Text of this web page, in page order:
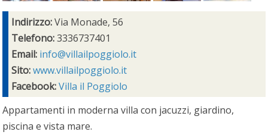
Indirizzo:Via Monade, 56
Telefono:3336737401
Email: info@villailpoggiolo.it
Sito:www.villailpoggiolo.it
Facebook:Villa il Poggiolo
Appartamenti in moderna villa con jacuzzi, giardino,
piscina e vista mare.